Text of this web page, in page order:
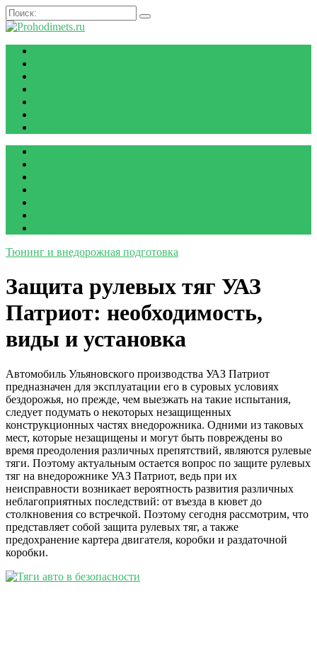
Тюнинг и внедорожная подготовка
Защита рулевых тяг УАЗ
Патриот: необходимость,
виды и установка
Автомобиль Ульяновского производства УАЗ Патриот
предназначен для эксплуатации его в суровых условиях
бездорожья, но прежде, чем выезжать на такие испытания,
следует подумать о некоторых незащищенных
конструкционных частях внедорожника. Одними из таковых
мест, которые незащищены и могут быть повреждены во
время преодоления различных препятствий, являются рулевые
тяги. Поэтому актуальным остается вопрос по защите рулевых
тяг на внедорожнике УАЗ Патриот, ведь при их
неисправности возникает вероятность развития различных
неблагоприятных последствий: от въезда в кювет до
столкновения со встречкой. Поэтому сегодня рассмотрим, что
представляет собой защита рулевых тяг, а также
предохранение картера двигателя, коробки и раздаточной
коробки.